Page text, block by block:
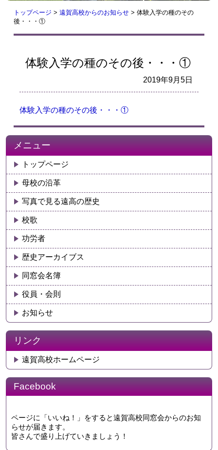
トップページ > 遠賀高校からのお知らせ > 体験入学の種のその
後・・・①
体験入学の種のその後・・・①
2019年9月5日
体験入学の種のその後・・・①
メニュー
トップページ
母校の沿革
写真で見る遠高の歴史
校歌
功労者
歴史アーカイブス
同窓会名簿
役員・会則
お知らせ
リンク
遠賀高校ホームページ
Facebook
ページに「いいね！」をすると遠賀高校同窓会からのお知
らせが届きます。
皆さんで盛り上げていきましょう！